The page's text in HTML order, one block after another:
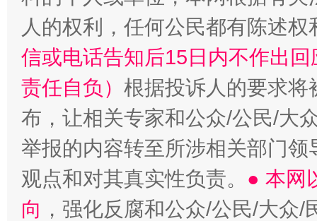
人的权利，任何公民都有陈述
信或电话告知后15日内不作出
责任自负） 根据投诉人的要求将
布，让相关专家和公众/公民/大
举报的内容转至所涉相关部门
观点和对其真实性负责。 ● 本网
向 ，强化反腐和公众/公民/大众